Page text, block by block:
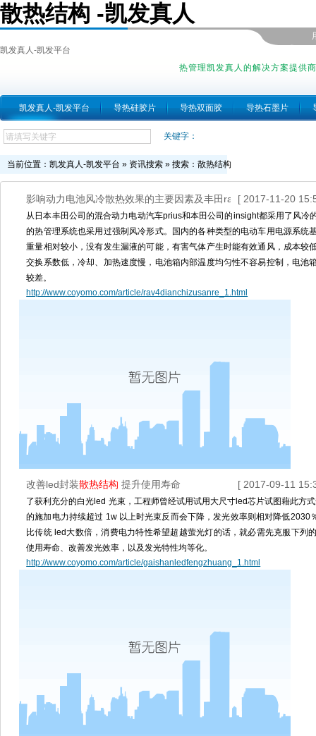
散热结构 -凯发真人
凯发真人-凯发平台
热管理凯发真人的解决方案提供商
凯发真人-凯发平台 导热硅胶片 导热双面胶 导热石墨片
关键字：
当前位置： 凯发真人-凯发平台 » 资讯搜索 » 搜索：散热结构
影响动力电池风冷散热效果的主要因素及丰田rav-4电池组散热结构
[ 2017-11-20
从日本丰田公司的混合动力电动汽车prius和本田公司的insight都采用了风冷
的热管理系统也采用过强制风冷形式。国内的各种类型的电动车用电源系统
重量相对较小，没有发生漏液的可能，有害气体产生时能有效通风，成本较
交换系数低，冷却、加热速度慢，电池箱内部温度均匀性不容易控制，电池
较差。
http://www.coyomo.com/article/rav4dianchizusanre_1.html
改善led封装散热结构 提升使用寿命 [ 2017-09-11
了获利充分的白光led 光束，工程师曾经试用试用大尺寸led芯片试图藉此方
的施加电力持续超过 1w 以上时光束反而会下降，发光效率则相对降低2030
比传统 led大数倍，消费电力特性希望超越萤光灯的话，就必需先克服下列
使用寿命、改善发光效率，以及发光特性均等化。
http://www.coyomo.com/article/gaishanledfengzhuang_1.html